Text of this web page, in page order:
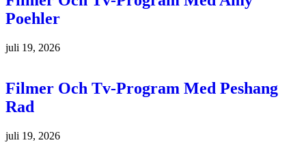
Poehler
juli 19, 2026
Filmer Och Tv-Program Med Peshang
Rad
juli 19, 2026